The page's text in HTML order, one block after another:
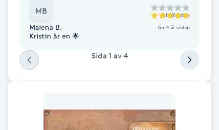
Face framing
Faceliftmassage
Fettreducering
MB till Kristin
Malena B. för 4 år sedan
Kristin är en 🌟
Sida 1 av 4